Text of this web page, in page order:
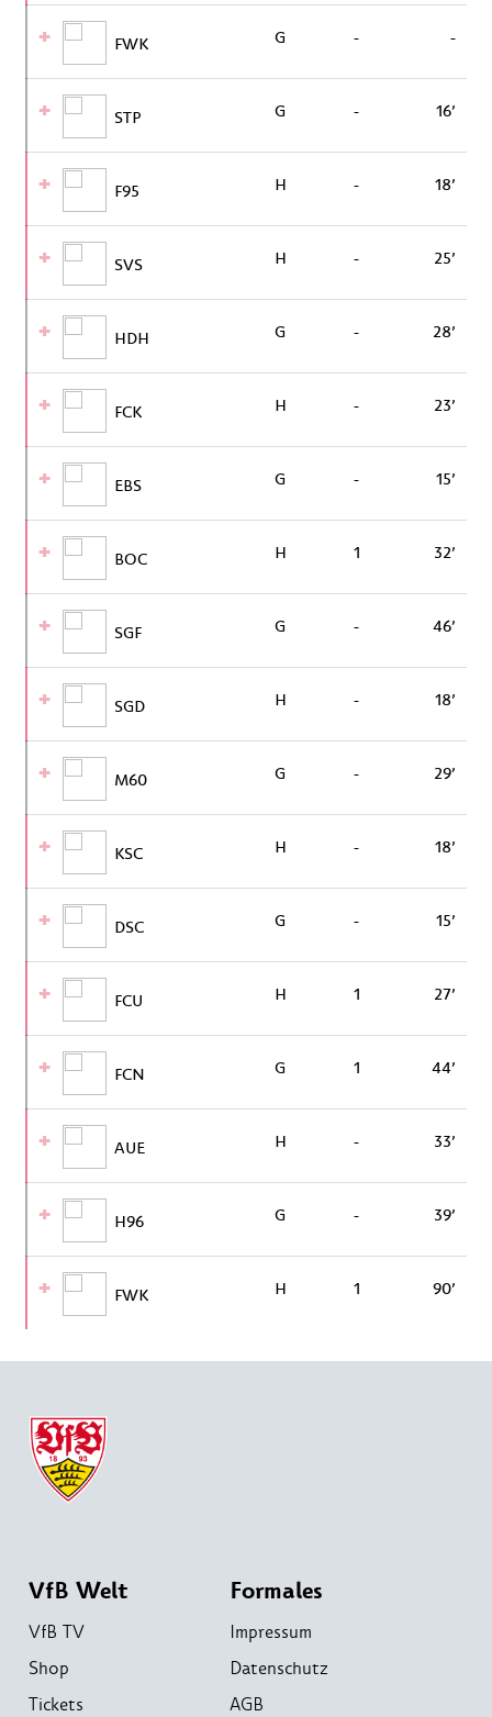
FWK G - -
STP G - 16’
F95 H - 18’
SVS H - 25’
HDH G - 28’
FCK H - 23’
EBS G - 15’
BOC H 1 32’
SGF G - 46’
SGD H - 18’
M60 G - 29’
KSC H - 18’
DSC G - 15’
FCU H 1 27’
FCN G 1 44’
AUE H - 33’
H96 G - 39’
FWK H 1 90’
VfB Welt
VfB TV
Shop
Tickets
Formales
Impressum
Datenschutz
AGB